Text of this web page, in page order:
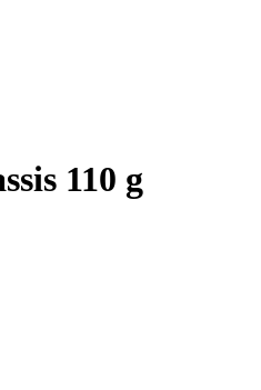
110 g